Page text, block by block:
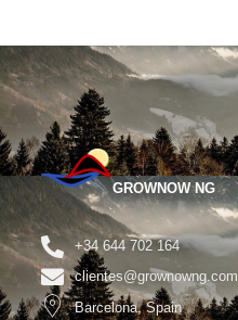
GROWNOW NG
+34 644 702 164
clientes@grownowng.com
Barcelona, Spain